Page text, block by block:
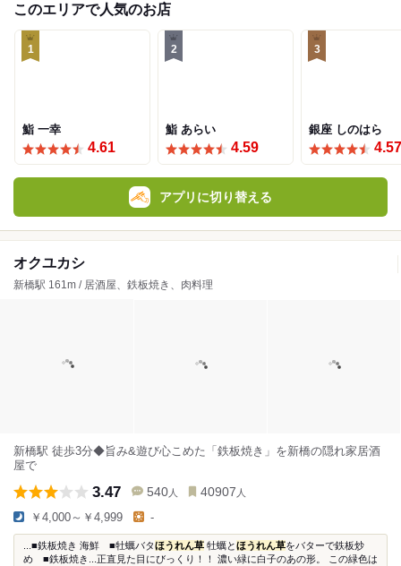
このエリアで人気のお店
1
鮨 一幸
4.61
2
鮨 あらい
4.59
3
銀座 しのはら
4.57
アプリに切り替える
オクユカシ
新橋駅 161m / 居酒屋、鉄板焼き、肉料理
新橋駅 徒歩3分◆旨み&遊び心こめた「鉄板焼き」を新橋の隠れ家居酒
屋で
3.47 540 人 40907 人
￥4,000～￥4,999 -
...■鉄板焼き 海鮮 ■牡蠣バタほうれん草 牡蠣とほうれん草をバターで鉄板炒
め ■鉄板焼き...正直見た目にびっくり！！ 濃い緑に白子のあの形。 この緑色は